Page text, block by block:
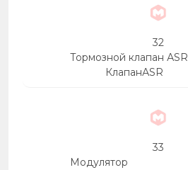
32
Тормозной клапан АSR
КлапанАSR
33
Модулятор